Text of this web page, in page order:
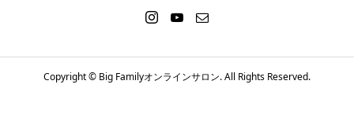
Copyright © Big Familyオンラインサロン. All Rights Reserved.